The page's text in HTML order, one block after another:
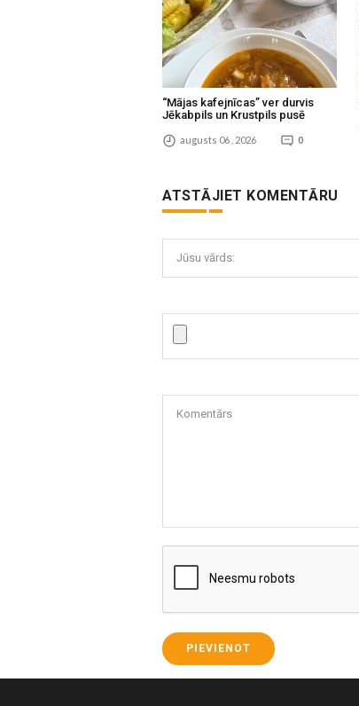
“Mājas kafejnīcas” ver durvis
Jēkabpils un Krustpils pusē
augusts 06 , 2026 0
ATSTĀJIET KOMENTĀRU
Jūsu vārds:
Komentārs
PIEVIENOT